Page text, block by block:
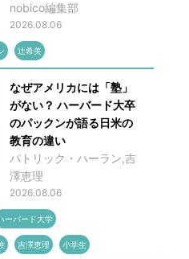
nobico編集部
2026.08.06
辻希美
なぜアメリカには「塾」
がない？ ハーバード大卒
のパックンが語る日米の
教育の違い
パトリック・ハーラン,吉
澤恵理
2026.08.06
ーバード大学
吉澤恵理 小学生